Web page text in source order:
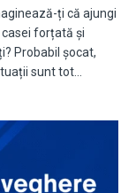
ți că ajungi
forțată și
Probabil șocat,
sunt tot…